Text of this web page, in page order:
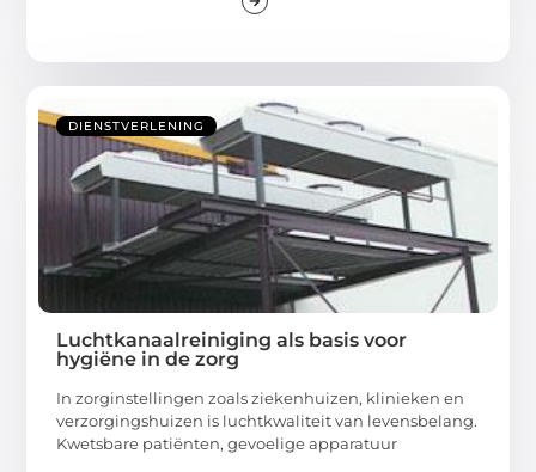
DIENSTVERLENING
Luchtkanaalreiniging als basis voor
hygiëne in de zorg
In zorginstellingen zoals ziekenhuizen, klinieken en
verzorgingshuizen is luchtkwaliteit van levensbelang.
Kwetsbare patiënten, gevoelige apparatuur